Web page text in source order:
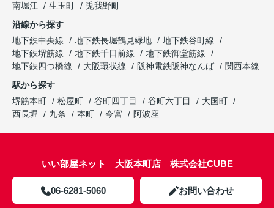
南堀江
生玉町
兎我野町
沿線から探す
地下鉄中央線
地下鉄長堀鶴見緑地
地下鉄谷町線
地下鉄堺筋線
地下鉄千日前線
地下鉄御堂筋線
地下鉄四つ橋線
大阪環状線 阪神電鉄阪神なんば
関西本線
駅から探す
堺筋本町
松屋町 谷町四丁目 谷町六丁目
大国町
西長堀
九条 本町 今宮 阿波座
いい部屋ネット 大阪本町店 株式会社CUBE
06-6281-5060 お問い合わせ